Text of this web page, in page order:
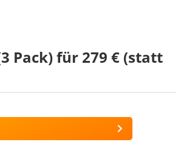
Pack) für 279 € (statt